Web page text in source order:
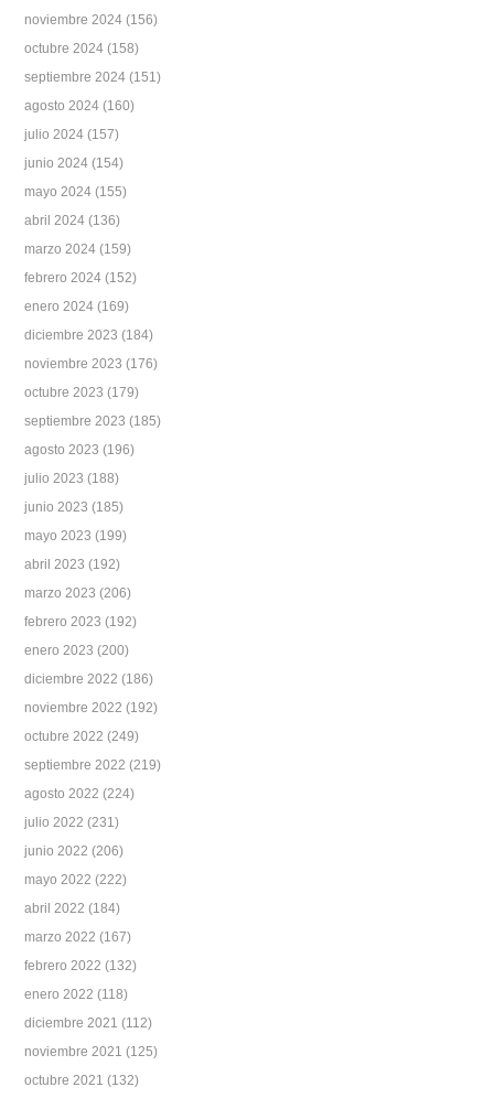
noviembre 2024 (156)
octubre 2024 (158)
septiembre 2024 (151)
agosto 2024 (160)
julio 2024 (157)
junio 2024 (154)
mayo 2024 (155)
abril 2024 (136)
marzo 2024 (159)
febrero 2024 (152)
enero 2024 (169)
diciembre 2023 (184)
noviembre 2023 (176)
octubre 2023 (179)
septiembre 2023 (185)
agosto 2023 (196)
julio 2023 (188)
junio 2023 (185)
mayo 2023 (199)
abril 2023 (192)
marzo 2023 (206)
febrero 2023 (192)
enero 2023 (200)
diciembre 2022 (186)
noviembre 2022 (192)
octubre 2022 (249)
septiembre 2022 (219)
agosto 2022 (224)
julio 2022 (231)
junio 2022 (206)
mayo 2022 (222)
abril 2022 (184)
marzo 2022 (167)
febrero 2022 (132)
enero 2022 (118)
diciembre 2021 (112)
noviembre 2021 (125)
octubre 2021 (132)